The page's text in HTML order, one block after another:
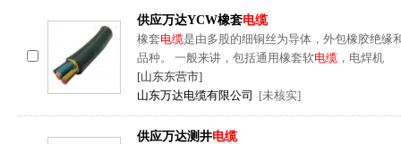
供应万达YCW橡套电缆
橡套电缆是由多股的细铜丝为导体，外包橡胶绝缘
品种。 一般来讲，包括通用橡套软电缆 ，电焊机
[山东东营市]
山东万达电缆有限公司
[未核实]
供应万达测井电缆